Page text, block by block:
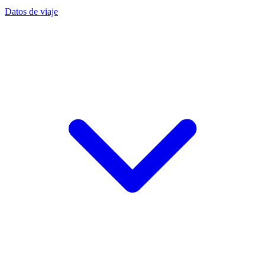
Datos de viaje